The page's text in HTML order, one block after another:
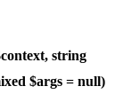
string
$args = null)